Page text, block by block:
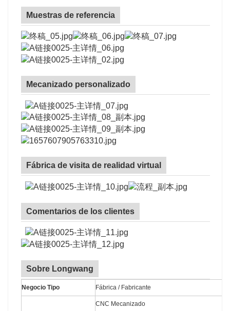
Muestras de referencia
Mecanizado personalizado
Fábrica de visita de realidad virtual
Comentarios de los clientes
Sobre Longwang
Negocio Tipo Fábrica / Fabricante
CNC Mecanizado